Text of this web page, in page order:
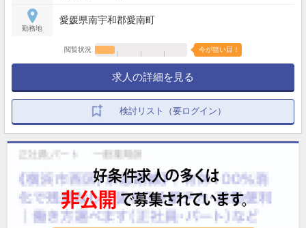
勤務地
愛媛県南宇和郡愛南町
閲覧状況 今が狙い目！
求人の詳細を見る
検討リスト（要ログイン）